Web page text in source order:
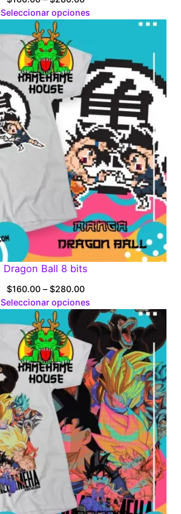
range:
$280.00
Seleccionar opciones
Dragon Ball 8 bits
$160.00 – $280.00Price
range:
$160.00
through
$280.00
Seleccionar opciones